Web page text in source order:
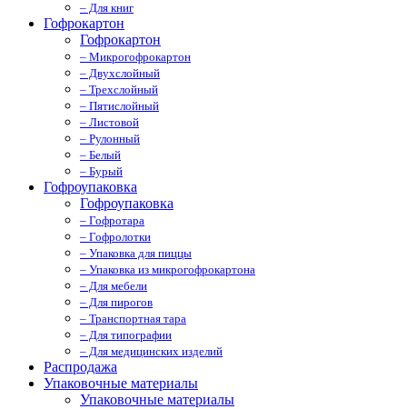
– Для книг
Гофрокартон
Гофрокартон
– Микрогофрокартон
– Двухслойный
– Трехслойный
– Пятислойный
– Листовой
– Рулонный
– Белый
– Бурый
Гофроупаковка
Гофроупаковка
– Гофротара
– Гофролотки
– Упаковка для пиццы
– Упаковка из микрогофрокартона
– Для мебели
– Для пирогов
– Транспортная тара
– Для типографии
– Для медицинских изделий
Распродажа
Упаковочные материалы
Упаковочные материалы